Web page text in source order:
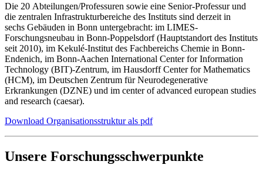
Die 20 Abteilungen/Professuren sowie eine Senior-Professur und
die zentralen Infrastrukturbereiche des Instituts sind derzeit in
sechs Gebäuden in Bonn untergebracht: im LIMES-
Forschungsneubau in Bonn-Poppelsdorf (Hauptstandort des Instituts
seit 2010), im Kekulé-Institut des Fachbereichs Chemie in Bonn-
Endenich, im Bonn-Aachen International Center for Information
Technology (BIT)-Zentrum, im Hausdorff Center for Mathematics
(HCM), im Deutschen Zentrum für Neurodegenerative
Erkrankungen (DZNE) und im center of advanced european studies
and research (caesar).
Download Organisationsstruktur als pdf
Unsere Forschungsschwerpunkte